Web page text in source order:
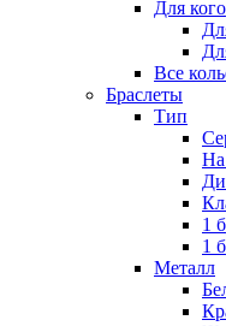
Для кого
Все
Браслеты
Тип
На
1
1
Металл